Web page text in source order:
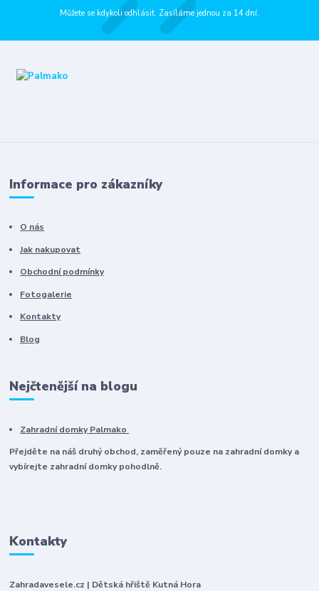
Můžete se kdykoli odhlásit. Zasíláme jednou za 14 dní.
Informace pro zákazníky
O nás
Jak nakupovat
Obchodní podmínky
Fotogalerie
Kontakty
Blog
Nejčtenější na blogu
Zahradní domky Palmako
Přejděte na náš druhý obchod, zaměřený pouze na zahradní domky a
vybírejte zahradní domky pohodlně.
Kontakty
Zahradavesele.cz | Dětská hřiště Kutná Hora